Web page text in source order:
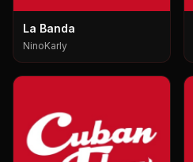
La Banda
NinoKarly